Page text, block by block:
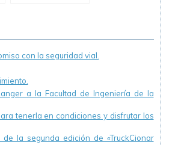
con la seguridad vial.
a la Facultad de Ingeniería de la
tenerla en condiciones y disfrutar los
la segunda edición de «TruckCionar